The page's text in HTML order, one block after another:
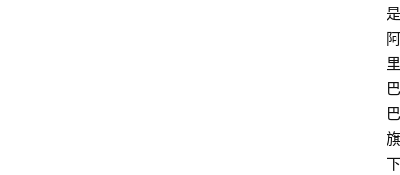
是
阿
里
巴
巴
旗
下